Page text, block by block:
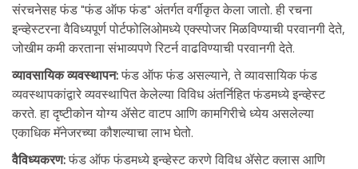
संरचनेसह फंड "फंड ऑफ फंड" अंतर्गत वर्गीकृत केला जातो. ही रचना
इन्व्हेस्टरना वैविध्यपूर्ण पोर्टफोलिओमध्ये एक्स्पोजर मिळविण्याची परवानगी देते,
जोखीम कमी करताना संभाव्यपणे रिटर्न वाढविण्याची परवानगी देते.
व्यावसायिक व्यवस्थापन: फंड ऑफ फंड असल्याने, ते व्यावसायिक फंड
व्यवस्थापकांद्वारे व्यवस्थापित केलेल्या विविध अंतर्निहित फंडमध्ये इन्व्हेस्ट
करते. हा दृष्टीकोन योग्य ॲसेट वाटप आणि कामगिरीचे ध्येय असलेल्या
एकाधिक मॅनेजरच्या कौशल्याचा लाभ घेतो.
वैविध्यकरण: फंड ऑफ फंडमध्ये इन्व्हेस्ट करणे विविध ॲसेट क्लास आणि